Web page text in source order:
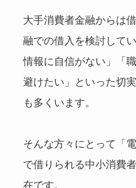
大手消費者金融からは
融での借入を検討して
情報に自信がない」「
避けたい」といった切
も多くいます。
そんな方々にとって「
で借りられる中小消費
在です。